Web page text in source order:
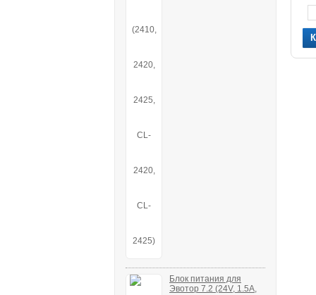
Блок питания для
Эвотор 7.2 (24V, 1.5A,